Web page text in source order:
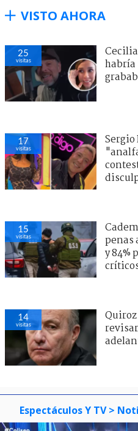
VISTO AHORA
25
visitas
17
visitas
15
visitas
penas
y 84%
14
visitas
Espectáculos Y TV >